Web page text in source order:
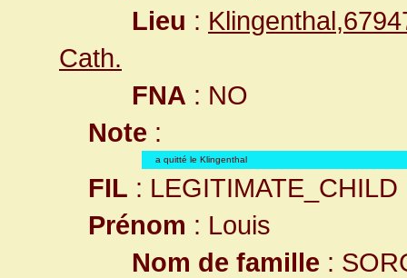
Lieu :
Cath.
FNA : NO
Note :
a quitté le Klingenthal
FIL : LEGITIMATE_CHILD
Prénom : Louis
Nom de famille :